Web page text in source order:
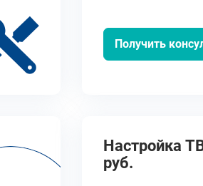
Получить
Настройка
руб.